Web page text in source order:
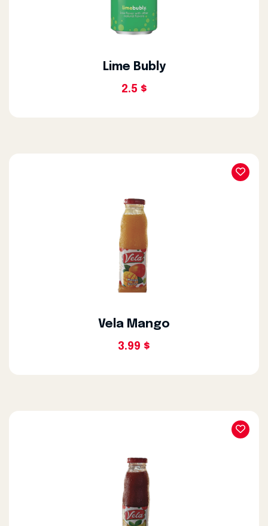
Lime Bubly
2.5 $
Vela Mango
3.99 $